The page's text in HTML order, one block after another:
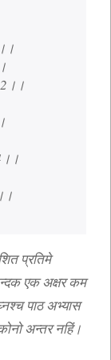
प्रतिमे
एक अक्षर कम
पाठ अभ्यास
अन्तर नहिं।